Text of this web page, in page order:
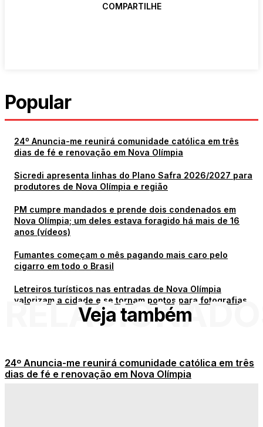
COMPARTILHE
Popular
24º Anuncia-me reunirá comunidade católica em três
dias de fé e renovação em Nova Olímpia
Sicredi apresenta linhas do Plano Safra 2026/2027 para
produtores de Nova Olímpia e região
PM cumpre mandados e prende dois condenados em
Nova Olímpia; um deles estava foragido há mais de 16
anos (vídeos)
Fumantes começam o mês pagando mais caro pelo
cigarro em todo o Brasil
Letreiros turísticos nas entradas de Nova Olímpia
valorizam a cidade e se tornam pontos para fotografias
Veja também
24º Anuncia-me reunirá comunidade católica em três
dias de fé e renovação em Nova Olímpia